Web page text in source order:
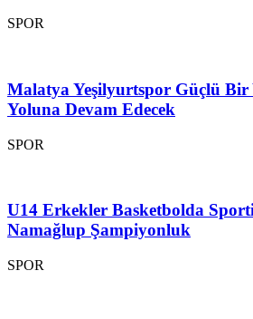
SPOR
Malatya Yeşilyurtspor Güçlü Bir
Yoluna Devam Edecek
SPOR
U14 Erkekler Basketbolda
Namağlup Şampiyonluk
SPOR